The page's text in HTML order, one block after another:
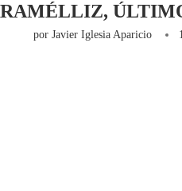
por Javier Iglesia Aparicio